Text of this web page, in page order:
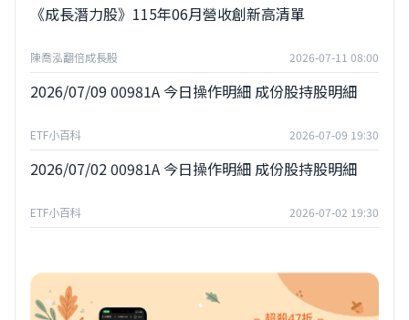
《成長潛力股》115年06月營收創新高清單
陳喬泓翻倍成長股 2026-07-11 08:00
2026/07/09 00981A 今日操作明細 成份股持股明細
ETF小百科 2026-07-09 19:30
2026/07/02 00981A 今日操作明細 成份股持股明細
ETF小百科 2026-07-02 19:30